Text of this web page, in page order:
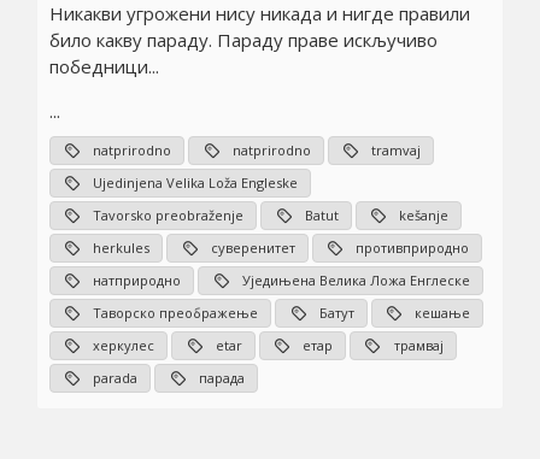
Никакви угрожени нису никада и нигде правили
било какву параду. Параду праве искључиво
победници...
...
natprirodno natprirodno
tramvaj
Ujedinjena Velika Loža Engleske
Tavorsko preobraženje
Batut
kešanje
herkules
суверенитет
противприродно
натприродно
Уједињена Велика Ложа Енглеске
Таворско преображење
Батут
кешање
херкулес
etar етар
трамвај
parada
парада